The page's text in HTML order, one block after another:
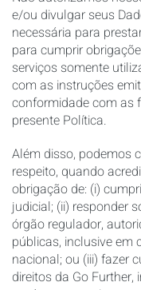
e/ou divulgar seus
necessária para
para cumprir
serviços somente
com as instruções
conformidade com as
presente Política.
Além disso, podemos
respeito, quando
obrigação de: (i)
judicial; (ii) responder
órgão regulador,
públicas, inclusive em
nacional; ou (iii) fazer
direitos da Go